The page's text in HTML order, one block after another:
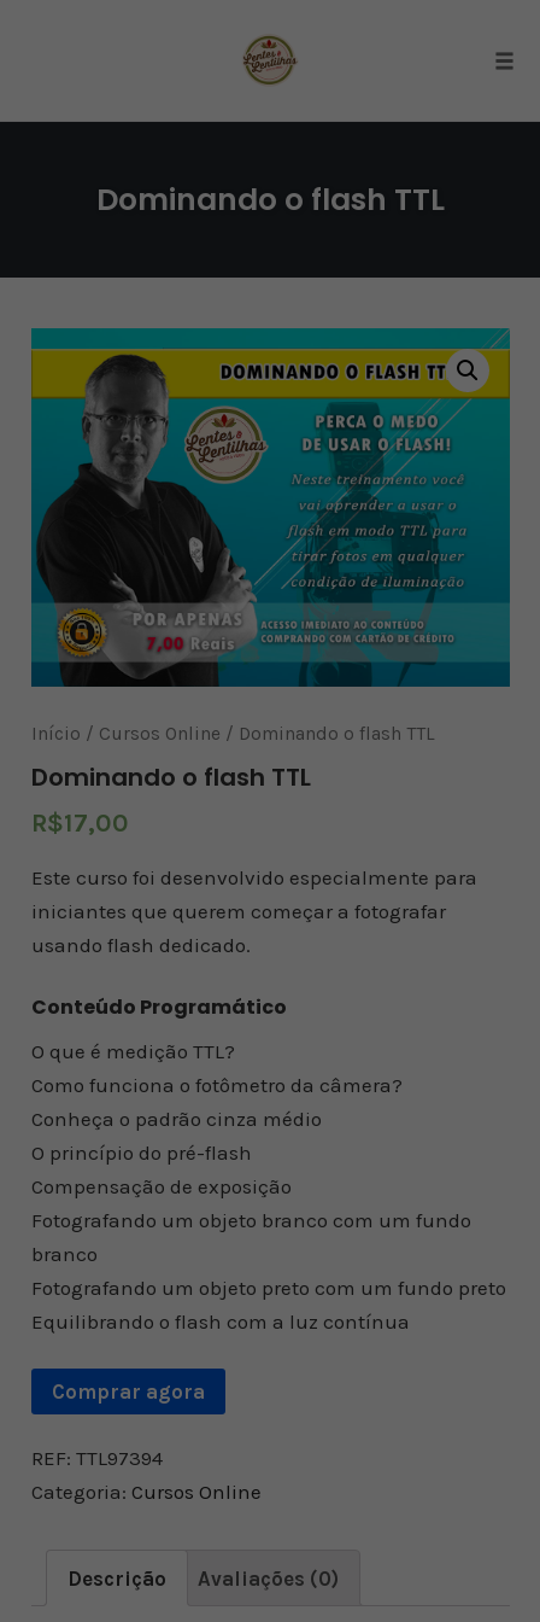
Dominando o flash TTL
Início / Cursos Online / Dominando o flash TTL
Dominando o flash TTL
R$17,00
Este curso foi desenvolvido especialmente para
iniciantes que querem começar a fotografar
usando flash dedicado.
Conteúdo Programático
O que é medição TTL?
Como funciona o fotômetro da câmera?
Conheça o padrão cinza médio
O princípio do pré-flash
Compensação de exposição
Fotografando um objeto branco com um fundo
branco
Fotografando um objeto preto com um fundo preto
Equilibrando o flash com a luz contínua
Comprar agora
REF: TTL97394
Categoria: Cursos Online
Descrição Avaliações (0)